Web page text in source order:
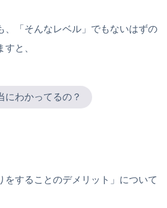
、「そんなレベル」でもないはずの
と、
にわかってるの？
をすることのデメリット」について